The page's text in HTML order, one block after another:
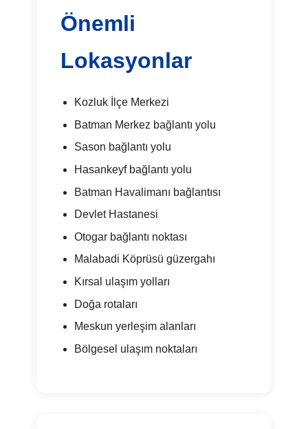
Önemli
Lokasyonlar
Kozluk İlçe Merkezi
Batman Merkez bağlantı yolu
Sason bağlantı yolu
Hasankeyf bağlantı yolu
Batman Havalimanı bağlantısı
Devlet Hastanesi
Otogar bağlantı noktası
Malabadi Köprüsü güzergahı
Kırsal ulaşım yolları
Doğa rotaları
Meskun yerleşim alanları
Bölgesel ulaşım noktaları